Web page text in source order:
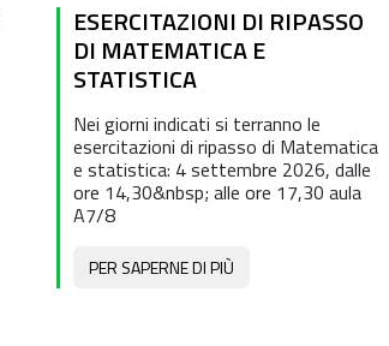
ESERCITAZIONI DI RIPASSO
DI MATEMATICA E
STATISTICA
Nei giorni indicati si terranno le
esercitazioni di ripasso di Matematica
e statistica: 4 settembre 2026, dalle
ore 14,30&nbsp; alle ore 17,30 aula
A7/8
PER SAPERNE DI PIÙ